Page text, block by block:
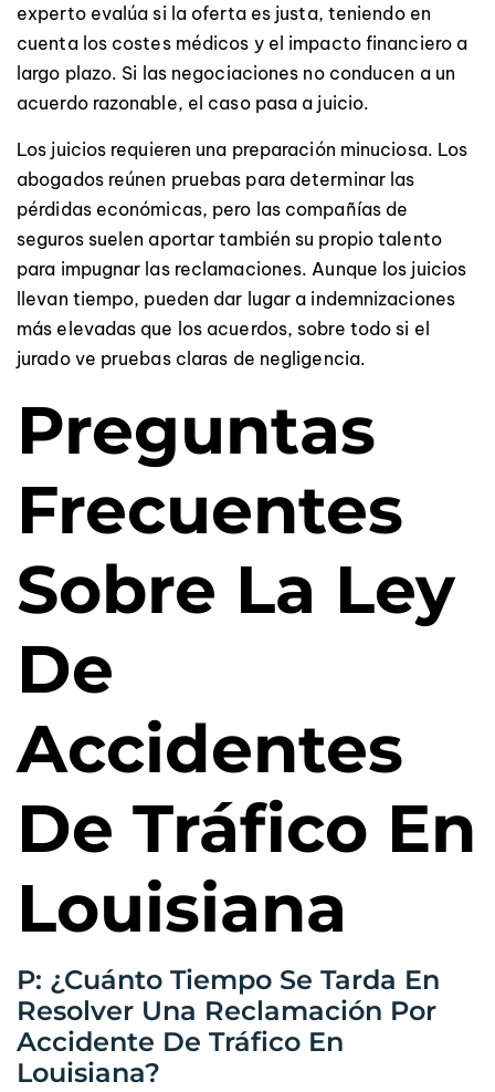
experto evalúa si la oferta es justa, teniendo en
cuenta los costes médicos y el impacto financiero a
largo plazo. Si las negociaciones no conducen a un
acuerdo razonable, el caso pasa a juicio.
Los juicios requieren una preparación minuciosa. Los
abogados reúnen pruebas para determinar las
pérdidas económicas, pero las compañías de
seguros suelen aportar también su propio talento
para impugnar las reclamaciones. Aunque los juicios
llevan tiempo, pueden dar lugar a indemnizaciones
más elevadas que los acuerdos, sobre todo si el
jurado ve pruebas claras de negligencia.
Preguntas
Frecuentes
Sobre La Ley
De
Accidentes
De Tráfico En
Louisiana
P: ¿Cuánto Tiempo Se Tarda En
Resolver Una Reclamación Por
Accidente De Tráfico En
Louisiana?